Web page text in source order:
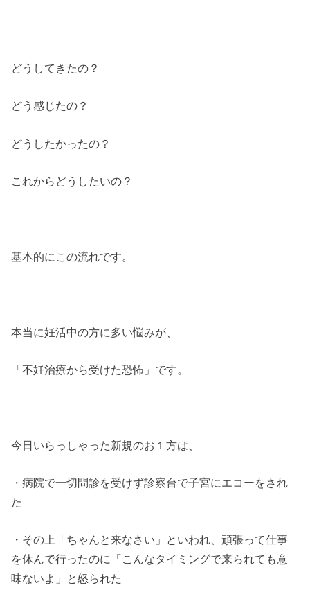
どうしてきたの？
どう感じたの？
どうしたかったの？
これからどうしたいの？
基本的にこの流れです。
本当に妊活中の方に多い悩みが、
「不妊治療から受けた恐怖」です。
今日いらっしゃった新規のお１方は、
・病院で一切問診を受けず診察台で子宮にエコーをされ
た
・その上「ちゃんと来なさい」といわれ、頑張って仕事
を休んで行ったのに「こんなタイミングで来られても意
味ないよ」と怒られた